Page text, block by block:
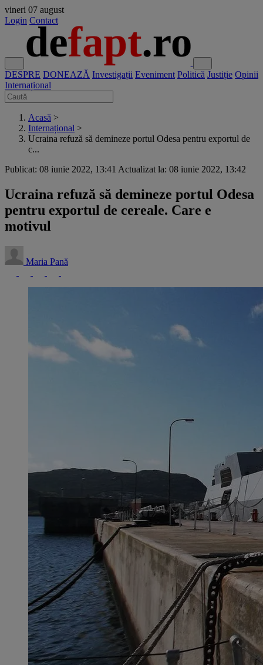
vineri 07 august
Login Contact
DESPRE DONEAZĂ Investigații Eveniment Politică Justiție Opinii
Internațional
Acasă >
Internațional >
Ucraina refuză să demineze portul Odesa pentru exportul de
c...
Publicat: 08 iunie 2022, 13:41 Actualizat la: 08 iunie 2022, 13:42
Ucraina refuză să demineze portul Odesa
pentru exportul de cereale. Care e
motivul
Maria Pană